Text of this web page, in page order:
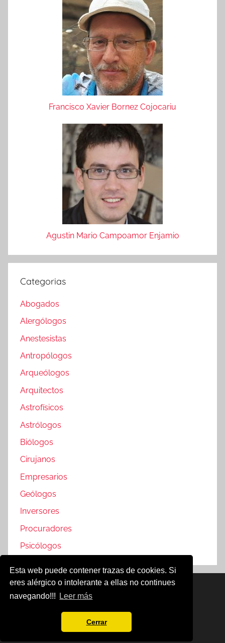
Esta web puede contener trazas de cookies. Si
eres alérgico o intolerante a ellas no continues
navegando!!!
Leer más
Cerrar
Francisco Xavier Bornez Cojocariu
Agustin Mario Campoamor Enjamio
Categorias
Abogados
Alergólogos
Anestesistas
Antropólogos
Arqueólogos
Arquitectos
Astrofísicos
Astrólogos
Biólogos
Cirujanos
Empresarios
Geólogos
Inversores
Procuradores
Psicólogos
Famosos @2019
Política de Cookies